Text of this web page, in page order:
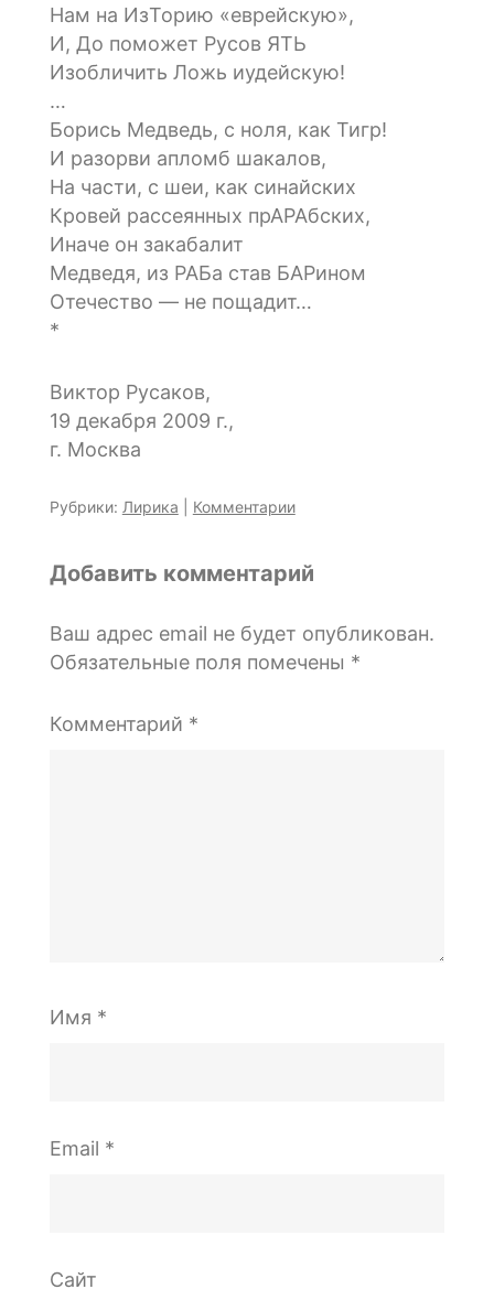
Нам на ИзТорию «еврейскую»,
И, До поможет Русов ЯТЬ
Изобличить Ложь иудейскую!
…
Борись Медведь, с ноля, как Тигр!
И разорви апломб шакалов,
На части, с шеи, как синайских
Кровей рассеянных прАРАбских,
Иначе он закабалит
Медведя, из РАБа став БАРином
Отечество — не пощадит…
*
Виктор Русаков,
19 декабря 2009 г.,
г. Москва
Рубрики: Лирика Комментарии
Добавить комментарий
Ваш адрес email не будет опубликован.
Обязательные поля помечены *
Комментарий *
Имя *
Email *
Сайт